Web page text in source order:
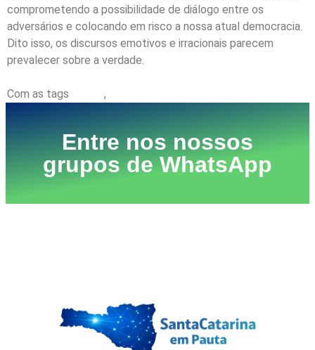
comprometendo a possibilidade de diálogo entre os
adversários e colocando em risco a nossa atual democracia.
Dito isso, os discursos emotivos e irracionais parecem
prevalecer sobre a verdade.
Com as tags ,
Entre nos nossos
grupos de WhatsApp